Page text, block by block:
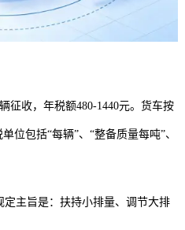
征收，年税额480-1440元。货车按
位包括“每辆”、“整备质量每吨”、
定主旨是：扶持小排量、调节大排